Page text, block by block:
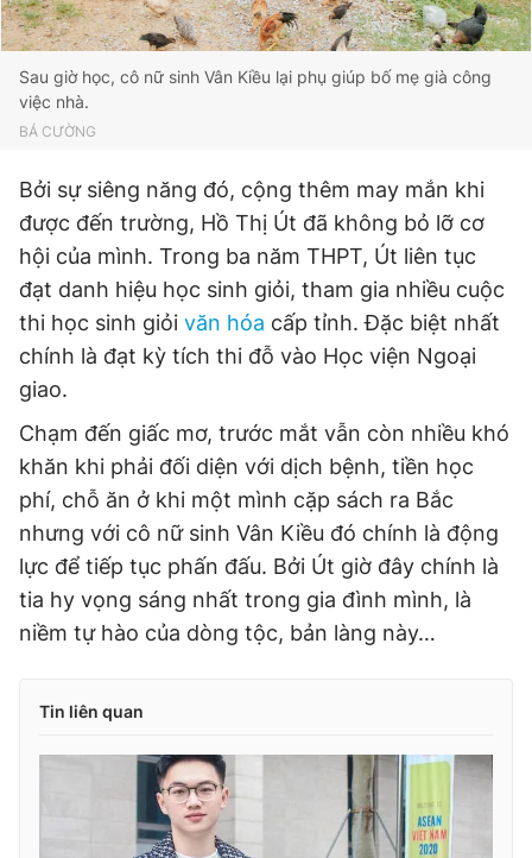
Sau giờ học, cô nữ sinh Vân Kiều lại phụ giúp bố mẹ già công
việc nhà.
BÁ CƯỜNG
Bởi sự siêng năng đó, cộng thêm may mắn khi
được đến trường, Hồ Thị Út đã không bỏ lỡ cơ
hội của mình. Trong ba năm THPT, Út liên tục
đạt danh hiệu học sinh giỏi, tham gia nhiều cuộc
thi học sinh giỏi văn hóa cấp tỉnh. Đặc biệt nhất
chính là đạt kỳ tích thi đỗ vào Học viện Ngoại
giao.
Chạm đến giấc mơ, trước mắt vẫn còn nhiều khó
khăn khi phải đối diện với dịch bệnh, tiền học
phí, chỗ ăn ở khi một mình cặp sách ra Bắc
nhưng với cô nữ sinh Vân Kiều đó chính là động
lực để tiếp tục phấn đấu. Bởi Út giờ đây chính là
tia hy vọng sáng nhất trong gia đình mình, là
niềm tự hào của dòng tộc, bản làng này…
Tin liên quan